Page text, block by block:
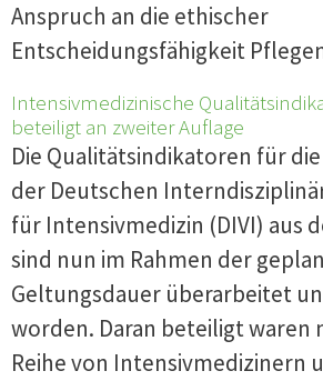
Anspruch an die ethischer
Entscheidungsfähigkeit
Intensivmedizinische
beteiligt an zweiter Auflage
Die Qualitätsindikatoren für
der Deutschen
für Intensivmedizin (DIVI) aus
sind nun im Rahmen der
Geltungsdauer überarbeitet
worden. Daran beteiligt waren
Reihe von Intensivmedizinern